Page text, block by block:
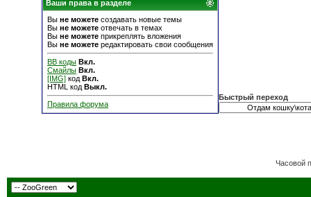
Ваши права в разделе
Вы не можете создавать новые темы
Вы не можете отвечать в темах
Вы не можете прикреплять вложения
Вы не можете редактировать свои сообщения
BB коды Вкл.
Смайлы Вкл.
[IMG] код Вкл.
HTML код Выкл.
Правила форума
Быстрый переход
Часовой